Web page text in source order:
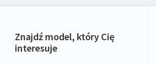
Znajdź model, który Cię
interesuje